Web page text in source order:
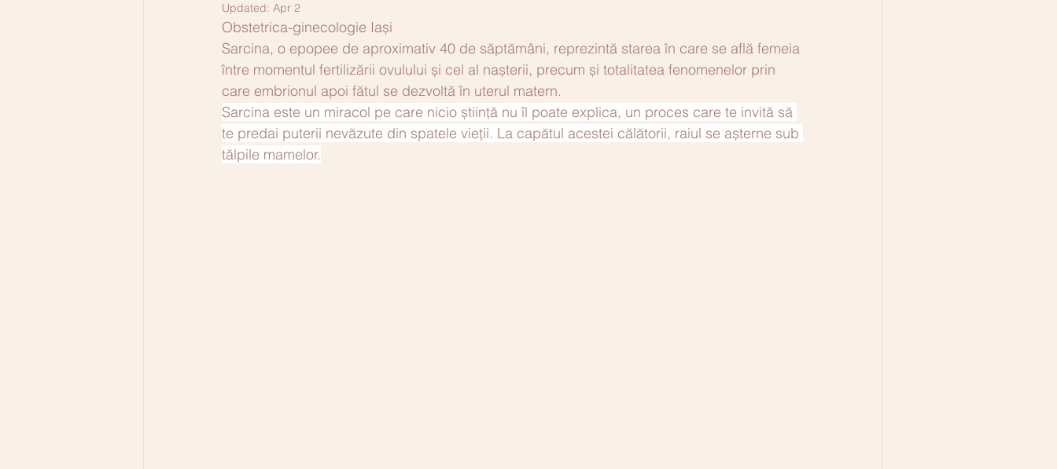
Updated: Apr 2
Obstetrica-ginecologie Iași
Sarcina, o epopee de aproximativ 40 de săptămâni, reprezintă starea în care se află femeia
între momentul fertilizării ovulului și cel al nașterii, precum și totalitatea fenomenelor prin
care embrionul apoi fătul se dezvoltă în uterul matern.
Sarcina este un miracol pe care nicio știință nu îl poate explica, un proces care te invită să
te predai puterii nevăzute din spatele vieții. La capătul acestei călătorii, raiul se așterne sub
tălpile mamelor.